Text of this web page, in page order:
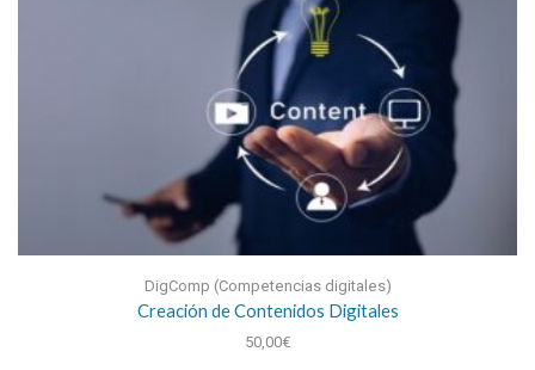
DigComp (Competencias digitales)
Creación de Contenidos Digitales
50,00€